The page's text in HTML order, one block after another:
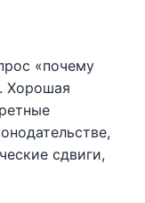
«почему
Хорошая
сдвиги,